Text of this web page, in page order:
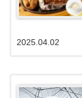
2025.04.02